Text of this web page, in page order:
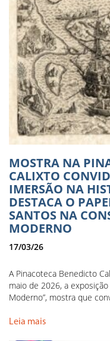
MOSTRA NA
CALIXTO
IMERSÃO NA
DESTACA O
SANTOS NA
MODERNO
17/03/26
A Pinacoteca Benedicto
maio de 2026, a
Moderno”, mostra que
Leia mais